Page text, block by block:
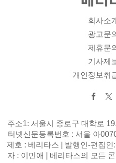
회사소
광고문
제휴문
기사제
개인정보취
주소1: 서울시 종로구 대학로
터넷신문등록번호 : 서울 아
제호 : 베리타스 | 발행인-편집
자 : 이민애 | 베리타스의 모든